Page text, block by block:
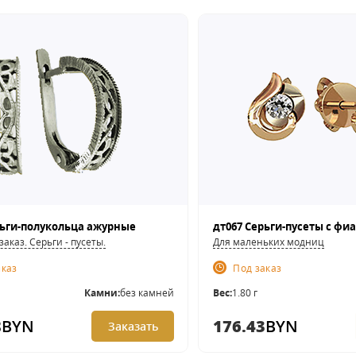
полукольца ажурные
Серьги - пусеты.
Камни:без камней
BYN Заказать
дт067 Серьги-пусеты с
Для маленьких модниц
Под заказ
Вес:1.80 г
176.43BYN